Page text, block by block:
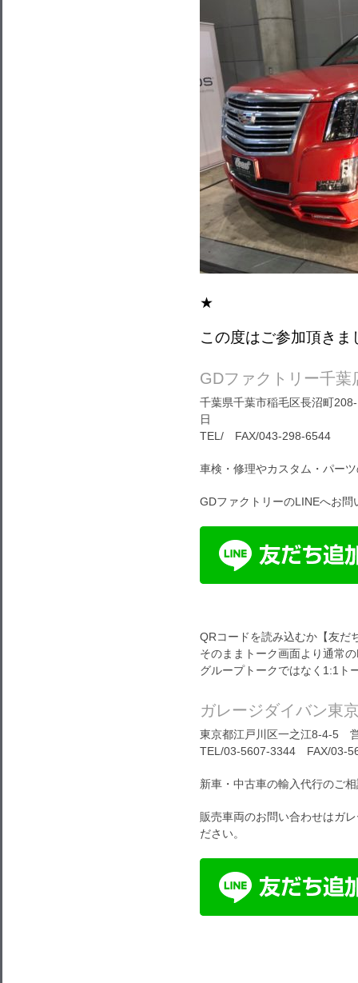
★
この度はご参加頂き
GDファクトリー千葉
千葉県千葉市稲毛区長沼町
日
TEL/ FAX/043-298-6544
車検・修理やカスタム・パー
GDファクトリーのLINEへお問
QRコードを読み込むか【友だ
そのままトーク画面より通常
グループトークではなく1:1ト
ガレージダイバン東
東京都江戸川区一之江8-4-5
TEL/03-5607-3344 FAX/03-
新車・中古車の輸入代行のご
販売車両のお問い合わせはガ
ださい。